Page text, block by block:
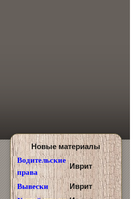
Новые материалы
Водительские
права
Иврит
Вывески Иврит